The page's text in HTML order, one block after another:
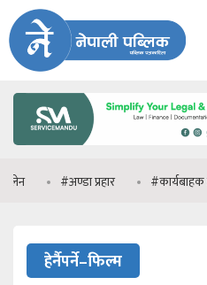
#अण्डा प्रहार #कार्यबाहक
हेर्नैपर्ने–फिल्म